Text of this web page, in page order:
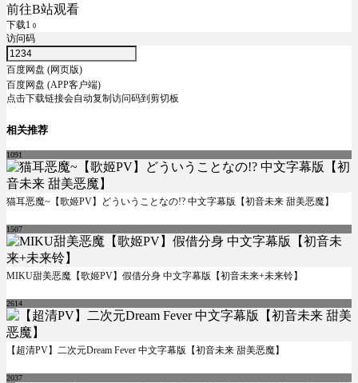
前往B站观看
下载1 0
访问码
百度网盘 (网页版)
百度网盘 (APP客户端)
点击下载链接会自动复制访问码到剪切板
相关推荐
1091
猫耳恶魔~【歌姬PV】どういうことなの!? 中文字幕版【初音未来 甜美恶魔】
1507
MIKU甜美恶魔【歌姬PV】假借分身 中文字幕版【初音未来+未来铃】
2614
【超清PV】二次元Dream Fever 中文字幕版【初音未来 甜美恶魔】
2037